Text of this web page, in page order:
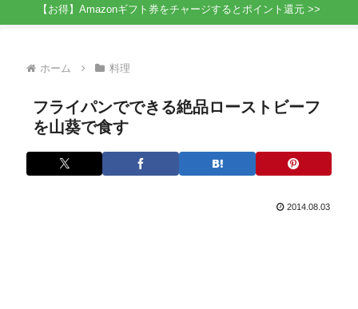
【お得】Amazonギフト券をチャージするとポイント還元 >>
ホーム 料理
フライパンでできる絶品ローストビーフ
を山葵で食す
2014.08.03